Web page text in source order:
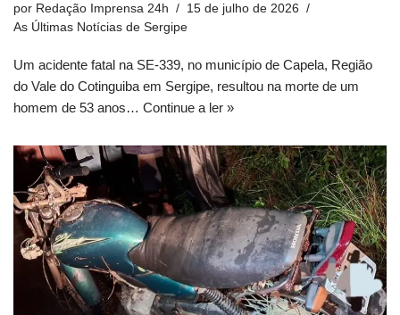
por Redação Imprensa 24h
15 de julho de 2026
As Últimas Notícias de Sergipe
Um acidente fatal na SE-339, no município de Capela, Região
do Vale do Cotinguiba em Sergipe, resultou na morte de um
homem de 53 anos… Continue a ler »